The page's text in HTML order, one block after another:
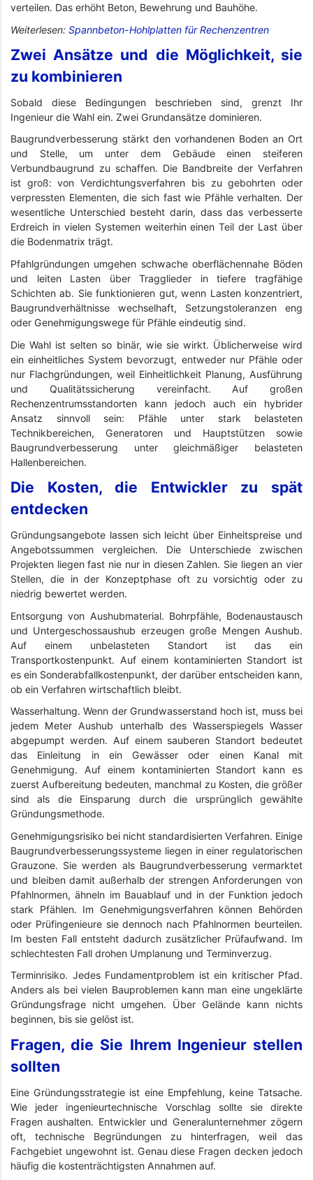
verteilen. Das erhöht Beton, Bewehrung und Bauhöhe.
Weiterlesen: Spannbeton-Hohlplatten für Rechenzentren
Zwei Ansätze und die Möglichkeit, sie
zu kombinieren
Sobald diese Bedingungen beschrieben sind, grenzt Ihr
Ingenieur die Wahl ein. Zwei Grundansätze dominieren.
Baugrundverbesserung stärkt den vorhandenen Boden an Ort
und Stelle, um unter dem Gebäude einen steiferen
Verbundbaugrund zu schaffen. Die Bandbreite der Verfahren
ist groß: von Verdichtungsverfahren bis zu gebohrten oder
verpressten Elementen, die sich fast wie Pfähle verhalten. Der
wesentliche Unterschied besteht darin, dass das verbesserte
Erdreich in vielen Systemen weiterhin einen Teil der Last über
die Bodenmatrix trägt.
Pfahlgründungen umgehen schwache oberflächennahe Böden
und leiten Lasten über Tragglieder in tiefere tragfähige
Schichten ab. Sie funktionieren gut, wenn Lasten konzentriert,
Baugrundverhältnisse wechselhaft, Setzungstoleranzen eng
oder Genehmigungswege für Pfähle eindeutig sind.
Die Wahl ist selten so binär, wie sie wirkt. Üblicherweise wird
ein einheitliches System bevorzugt, entweder nur Pfähle oder
nur Flachgründungen, weil Einheitlichkeit Planung, Ausführung
und Qualitätssicherung vereinfacht. Auf großen
Rechenzentrumsstandorten kann jedoch auch ein hybrider
Ansatz sinnvoll sein: Pfähle unter stark belasteten
Technikbereichen, Generatoren und Hauptstützen sowie
Baugrundverbesserung unter gleichmäßiger belasteten
Hallenbereichen.
Die Kosten, die Entwickler zu spät
entdecken
Gründungsangebote lassen sich leicht über Einheitspreise und
Angebotssummen vergleichen. Die Unterschiede zwischen
Projekten liegen fast nie nur in diesen Zahlen. Sie liegen an vier
Stellen, die in der Konzeptphase oft zu vorsichtig oder zu
niedrig bewertet werden.
Entsorgung von Aushubmaterial. Bohrpfähle, Bodenaustausch
und Untergeschossaushub erzeugen große Mengen Aushub.
Auf einem unbelasteten Standort ist das ein
Transportkostenpunkt. Auf einem kontaminierten Standort ist
es ein Sonderabfallkostenpunkt, der darüber entscheiden kann,
ob ein Verfahren wirtschaftlich bleibt.
Wasserhaltung. Wenn der Grundwasserstand hoch ist, muss bei
jedem Meter Aushub unterhalb des Wasserspiegels Wasser
abgepumpt werden. Auf einem sauberen Standort bedeutet
das Einleitung in ein Gewässer oder einen Kanal mit
Genehmigung. Auf einem kontaminierten Standort kann es
zuerst Aufbereitung bedeuten, manchmal zu Kosten, die größer
sind als die Einsparung durch die ursprünglich gewählte
Gründungsmethode.
Genehmigungsrisiko bei nicht standardisierten Verfahren. Einige
Baugrundverbesserungssysteme liegen in einer regulatorischen
Grauzone. Sie werden als Baugrundverbesserung vermarktet
und bleiben damit außerhalb der strengen Anforderungen von
Pfahlnormen, ähneln im Bauablauf und in der Funktion jedoch
stark Pfählen. Im Genehmigungsverfahren können Behörden
oder Prüfingenieure sie dennoch nach Pfahlnormen beurteilen.
Im besten Fall entsteht dadurch zusätzlicher Prüfaufwand. Im
schlechtesten Fall drohen Umplanung und Terminverzug.
Terminrisiko. Jedes Fundamentproblem ist ein kritischer Pfad.
Anders als bei vielen Bauproblemen kann man eine ungeklärte
Gründungsfrage nicht umgehen. Über Gelände kann nichts
beginnen, bis sie gelöst ist.
Fragen, die Sie Ihrem Ingenieur stellen
sollten
Eine Gründungsstrategie ist eine Empfehlung, keine Tatsache.
Wie jeder ingenieurtechnische Vorschlag sollte sie direkte
Fragen aushalten. Entwickler und Generalunternehmer zögern
oft, technische Begründungen zu hinterfragen, weil das
Fachgebiet ungewohnt ist. Genau diese Fragen decken jedoch
häufig die kostenträchtigsten Annahmen auf.